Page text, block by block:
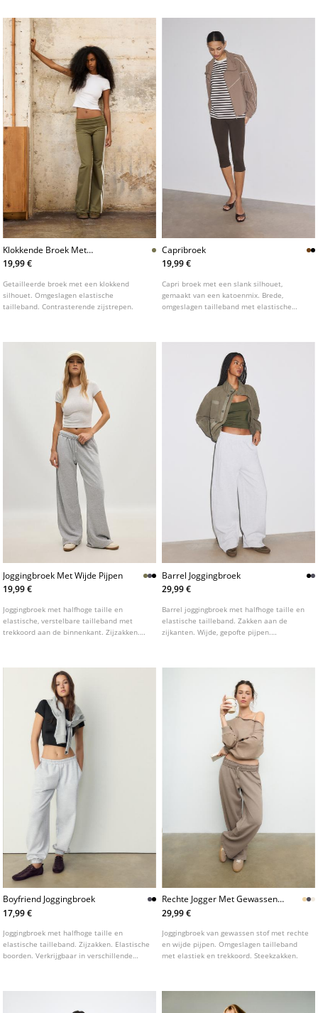
Klokkende Broek Met
Omslagtaille
19,99 €
Getailleerde broek met een klokkend
silhouet. Omgeslagen elastische
tailleband. Contrasterende zijstrepen.
Capribroek
19,99 €
Capri broek met een slank silhouet,
gemaakt van een katoenmix. Brede,
omgeslagen tailleband met elastische
Joggingbroek Met Wijde Pijpen
19,99 €
Joggingbroek met halfhoge taille en
elastische, verstelbare tailleband met
trekkoord aan de binnenkant. Zijzakken.
Barrel Joggingbroek
29,99 €
Barrel joggingbroek met halfhoge taille en
elastische tailleband. Zakken aan de
zijkanten. Wijde, gepofte pijpen.
Boyfriend Joggingbroek
17,99 €
Joggingbroek met halfhoge taille en
elastische tailleband. Zijzakken. Elastische
boorden. Verkrijgbaar in verschillende
Rechte Jogger Met Gewassen
Effect
29,99 €
Joggingbroek van gewassen stof met rechte
en wijde pijpen. Omgeslagen tailleband
met elastiek en trekkoord. Steekzakken.